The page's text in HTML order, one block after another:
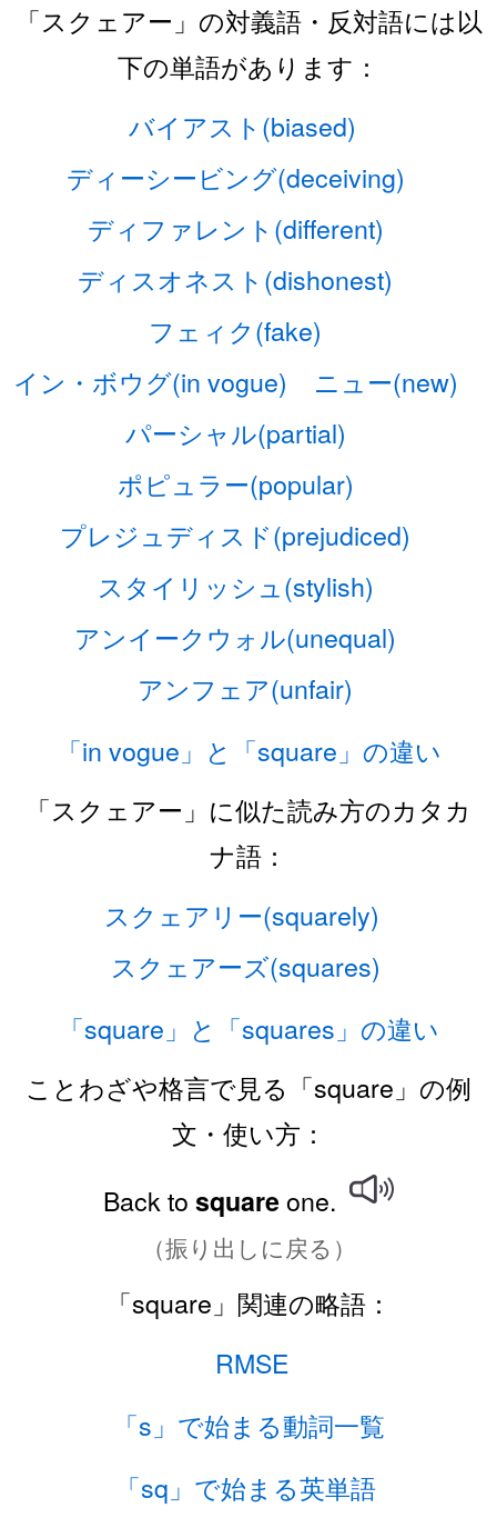
「スクェアー」の対義語・反対語には以
下の単語があります：
バイアスト(biased)
ディーシービング(deceiving)
ディファレント(different)
ディスオネスト(dishonest)
フェィク(fake)
イン・ボウグ(in vogue)
ニュー(new)
パーシャル(partial)
ポピュラー(popular)
プレジュディスド(prejudiced)
スタイリッシュ(stylish)
アンイークウォル(unequal)
アンフェア(unfair)
「in vogue」と「square」の違い
「スクェアー」に似た読み方のカタカ
ナ語：
スクェアリー(squarely)
スクェアーズ(squares)
「square」と「squares」の違い
ことわざや格言で見る「square」の例
文・使い方：
Back to squareone.
（振り出しに戻る）
「square」関連の略語：
RMSE
「s」で始まる動詞一覧
「sq」で始まる英単語